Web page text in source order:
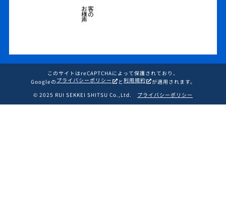
お客
様の
声
このサイトはreCAPTCHAによって保護されており、
Googleの プライバシーポリシー と利用規約
が適用されます。
© 2025 RUI SEKKEI SHITSU Co.,Ltd. プライバシーポリシー